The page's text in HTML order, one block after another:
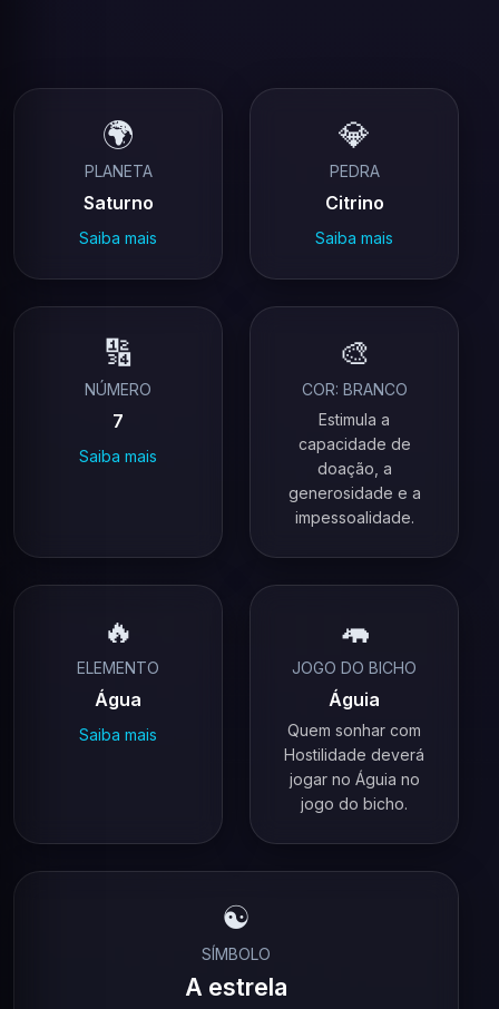
🌍
PLANETA
Saturno
Saiba mais
💎
PEDRA
Citrino
Saiba mais
🔢
NÚMERO
7
Saiba mais
🎨
COR: BRANCO
Estimula a
capacidade de
doação, a
generosidade e a
impessoalidade.
🔥
ELEMENTO
Água
Saiba mais
🦛
JOGO DO BICHO
Águia
Quem sonhar com
Hostilidade deverá
jogar no Águia no
jogo do bicho.
☯️
SÍMBOLO
A estrela